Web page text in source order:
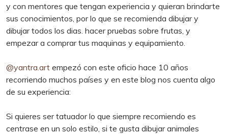
y con mentores que tengan experiencia y quieran brindarte
sus conocimientos, por lo que se recomienda dibujar y
dibujar todos los dias. hacer pruebas sobre frutas, y
empezar a comprar tus maquinas y equipamiento.
@yantra.art empezó con este oficio hace 10 años
recorriendo muchos países y en este blog nos cuenta algo
de su experiencia:
Si quieres ser tatuador lo que siempre recomiendo es
centrase en un solo estilo, si te gusta dibujar animales